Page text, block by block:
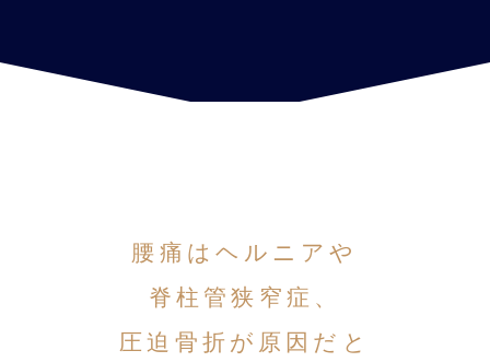
腰痛はヘルニアや
脊柱管狭窄症、
圧迫骨折が原因だと